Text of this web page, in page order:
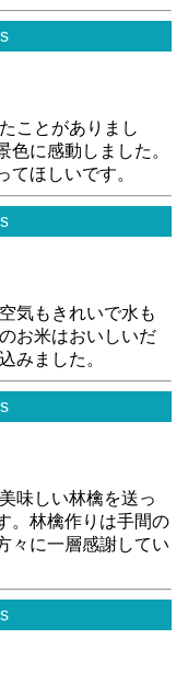
ことがありまし
に感動しました。
てほしいです。
気もきれいで水も
お米はおいしいだ
みました。
味しい林檎を送っ
。林檎作りは手間の
々に一層感謝してい